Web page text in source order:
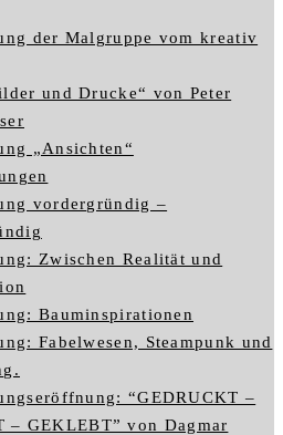
der Malgruppe vom kreativ
und Drucke“ von Peter
„Ansichten“
vordergründig –
Zwischen Realität und
Bauminspirationen
Fabelwesen, Steampunk und
“GEDRUCKT –
– GEKLEBT” von Dagmar